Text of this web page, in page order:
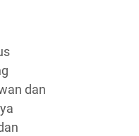
dan